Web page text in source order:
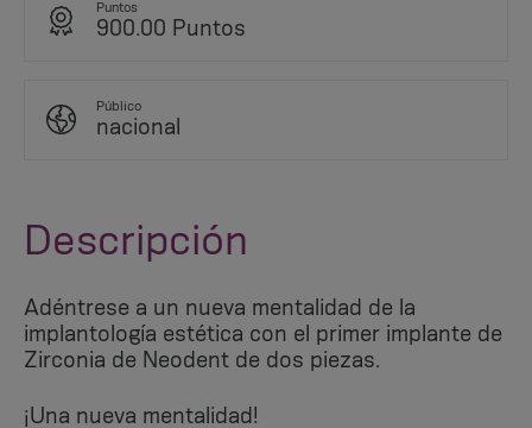
Puntos
900.00 Puntos
Público
nacional
Descripción
Adéntrese a un nueva mentalidad de la
implantología estética con el primer implante de
Zirconia de Neodent de dos piezas.
¡Una nueva mentalidad!